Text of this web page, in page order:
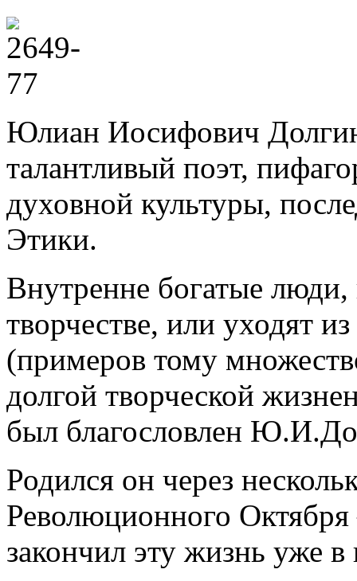
Юлиан Иосифович
талантливый поэт,
духовной культуры,
Этики.
Внутренне богатые
творчестве, или уходят
(примеров тому
долгой творческой
был благословлен
Родился он через
Революционного Октября
закончил эту жизнь уже